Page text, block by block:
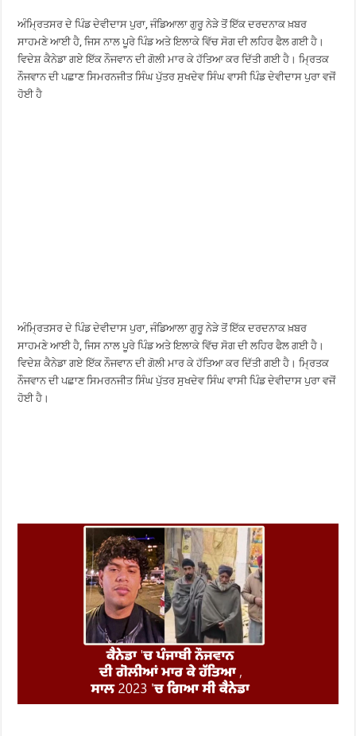
ਅੰਮ੍ਰਿਤਸਰ ਦੇ ਪਿੰਡ ਦੇਵੀਦਾਸ ਪੁਰਾ, ਜੰਡਿਆਲਾ ਗੁਰੂ ਨੇੜੇ ਤੋਂ ਇੱਕ ਦਰਦਨਾਕ ਖ਼ਬਰ
ਸਾਹਮਣੇ ਆਈ ਹੈ, ਜਿਸ ਨਾਲ ਪੂਰੇ ਪਿੰਡ ਅਤੇ ਇਲਾਕੇ ਵਿੱਚ ਸੋਗ ਦੀ ਲਹਿਰ ਫੈਲ ਗਈ ਹੈ।
ਵਿਦੇਸ਼ ਕੈਨੇਡਾ ਗਏ ਇੱਕ ਨੌਜਵਾਨ ਦੀ ਗੋਲੀ ਮਾਰ ਕੇ ਹੱਤਿਆ ਕਰ ਦਿੱਤੀ ਗਈ ਹੈ। ਮ੍ਰਿਤਕ
ਨੌਜਵਾਨ ਦੀ ਪਛਾਣ ਸਿਮਰਨਜੀਤ ਸਿੰਘ ਪੁੱਤਰ ਸੁਖਦੇਵ ਸਿੰਘ ਵਾਸੀ ਪਿੰਡ ਦੇਵੀਦਾਸ ਪੁਰਾ ਵਜੋਂ
ਹੋਈ ਹੈ
ਅੰਮ੍ਰਿਤਸਰ ਦੇ ਪਿੰਡ ਦੇਵੀਦਾਸ ਪੁਰਾ, ਜੰਡਿਆਲਾ ਗੁਰੂ ਨੇੜੇ ਤੋਂ ਇੱਕ ਦਰਦਨਾਕ ਖ਼ਬਰ
ਸਾਹਮਣੇ ਆਈ ਹੈ, ਜਿਸ ਨਾਲ ਪੂਰੇ ਪਿੰਡ ਅਤੇ ਇਲਾਕੇ ਵਿੱਚ ਸੋਗ ਦੀ ਲਹਿਰ ਫੈਲ ਗਈ ਹੈ।
ਵਿਦੇਸ਼ ਕੈਨੇਡਾ ਗਏ ਇੱਕ ਨੌਜਵਾਨ ਦੀ ਗੋਲੀ ਮਾਰ ਕੇ ਹੱਤਿਆ ਕਰ ਦਿੱਤੀ ਗਈ ਹੈ। ਮ੍ਰਿਤਕ
ਨੌਜਵਾਨ ਦੀ ਪਛਾਣ ਸਿਮਰਨਜੀਤ ਸਿੰਘ ਪੁੱਤਰ ਸੁਖਦੇਵ ਸਿੰਘ ਵਾਸੀ ਪਿੰਡ ਦੇਵੀਦਾਸ ਪੁਰਾ ਵਜੋਂ
ਹੋਈ ਹੈ।